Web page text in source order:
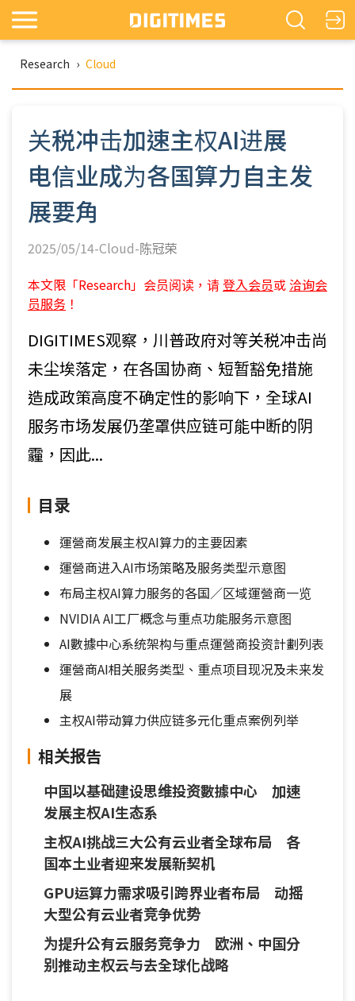
Research › Cloud
关税冲击加速主权AI进展
电信业成为各国算力自主发
展要角
2025/05/14-Cloud-陈冠荣
本文限「Research」会员阅读，请登入会员或 洽询会
员服务 ！
DIGITIMES观察，川普政府对等关税冲击尚
未尘埃落定，在各国协商、短暂豁免措施
造成政策高度不确定性的影响下，全球AI
服务市场发展仍垄罩供应链可能中断的阴
霾，因此...
目录
運營商发展主权AI算力的主要因素
運營商进入AI市场策略及服务类型示意图
布局主权AI算力服务的各国／区域運營商一览
NVIDIA AI工厂概念与重点功能服务示意图
AI數據中心系统架构与重点運營商投资計劃列表
運營商AI相关服务类型、重点项目现况及未来发
展
主权AI带动算力供应链多元化重点案例列举
相关报告
中国以基础建设思维投资數據中心 加速
发展主权AI生态系
主权AI挑战三大公有云业者全球布局 各
国本土业者迎来发展新契机
GPU运算力需求吸引跨界业者布局 动摇
大型公有云业者竞争优势
为提升公有云服务竞争力 欧洲、中国分
别推动主权云与去全球化战略